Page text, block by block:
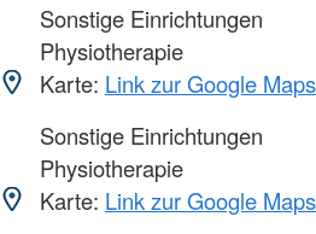
Sonstige Einrichtungen
Physiotherapie
Karte: Link zur Google
Sonstige Einrichtungen
Physiotherapie
Karte: Link zur Google